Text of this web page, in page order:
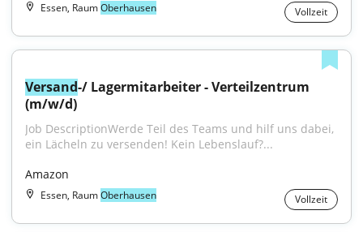
Essen, RaumOberhausen Vollzeit
Versand-/ Lagermitarbeiter - Verteilzentrum
(m/w/d)
Job DescriptionWerde Teil des Teams und hilf uns dabei,
ein Lächeln zu versenden! Kein Lebenslauf?...
Amazon
Essen, RaumOberhausen Vollzeit